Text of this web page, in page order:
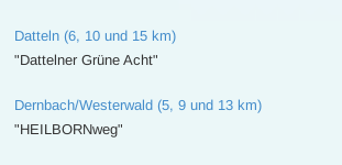
Datteln (6, 10 und 15 km)
"Dattelner Grüne Acht"
Dernbach/Westerwald (5, 9 und 13 km)
"HEILBORNweg"